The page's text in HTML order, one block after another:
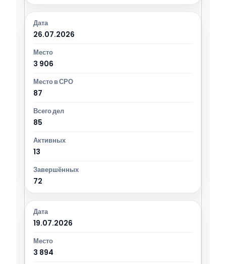
26.07.2026
3 906
87
85
13
72
19.07.2026
3 894